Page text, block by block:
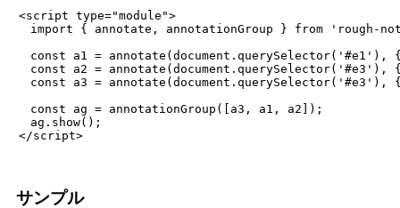
<script type="module">
import { annotate, annotationGroup } from 'rough-
const a1 =
const a2 =
const a3 =
const ag = annotationGroup([a3, a1, a2]);
ag.show();
サンプル